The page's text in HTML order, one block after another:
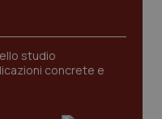
studio
concrete e